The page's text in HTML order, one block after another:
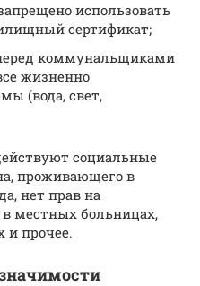
использовать
сертификат;
коммунальщиками
жизненно
(вода, свет,
социальные
проживающего в
нет прав на
местных больницах,
и прочее.